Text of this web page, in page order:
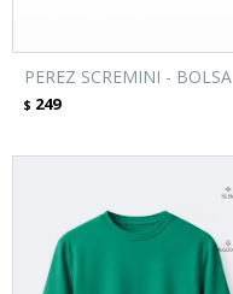
PEREZ SCREMINI - BOLSA
$ 249